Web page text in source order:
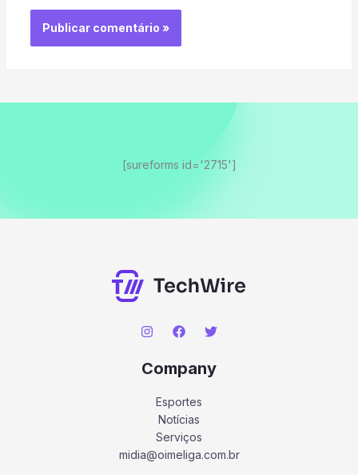
[sureforms id='2715']
Company
Esportes
Notícias
Serviços
midia@oimeliga.com.br